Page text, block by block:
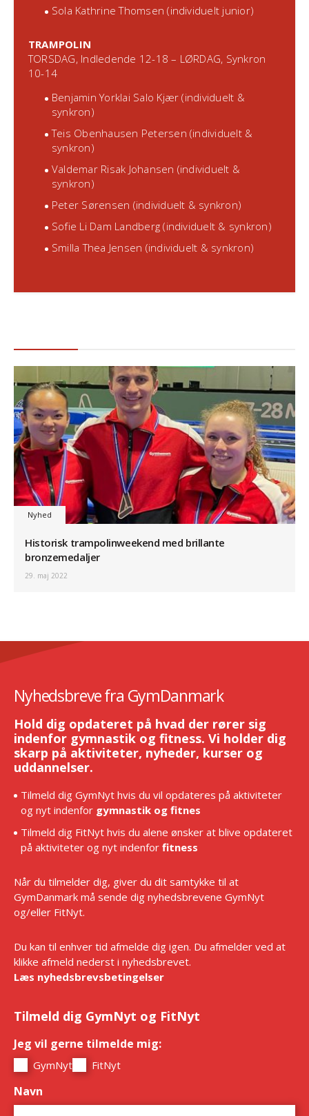
Sola Kathrine Thomsen (individuelt junior)
TRAMPOLIN
TORSDAG, Indledende 12-18 – LØRDAG, Synkron
10-14
Benjamin Yorklai Salo Kjær (individuelt &
synkron)
Teis Obenhausen Petersen (individuelt &
synkron)
Valdemar Risak Johansen (individuelt &
synkron)
Peter Sørensen (individuelt & synkron)
Sofie Li Dam Landberg (individuelt & synkron)
Smilla Thea Jensen (individuelt & synkron)
Nyhed
Historisk trampolinweekend med brillante
bronzemedaljer
29. maj 2022
Nyhedsbreve fra GymDanmark
Hold dig opdateret på hvad der rører sig
indenfor gymnastik og fitness. Vi holder dig
skarp på aktiviteter, nyheder, kurser og
uddannelser.
Tilmeld dig GymNyt hvis du vil opdateres på aktiviteter
og nyt indenfor gymnastik og fitnes
Tilmeld dig FitNyt hvis du alene ønsker at blive opdateret
på aktiviteter og nyt indenfor fitness
Når du tilmelder dig, giver du dit samtykke til at
GymDanmark må sende dig nyhedsbrevene GymNyt
og/eller FitNyt.
Du kan til enhver tid afmelde dig igen. Du afmelder ved at
klikke afmeld nederst i nyhedsbrevet.
Læs nyhedsbrevsbetingelser
Tilmeld dig GymNyt og FitNyt
Jeg vil gerne tilmelde mig:
GymNyt FitNyt
Navn